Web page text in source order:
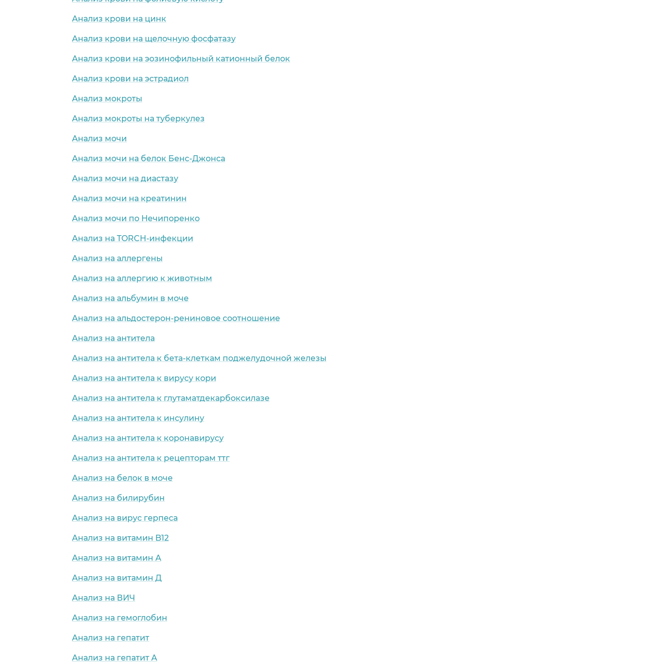
Анализ крови на цинк
Анализ крови на щелочную фосфатазу
Анализ крови на эозинофильный катионный белок
Анализ крови на эстрадиол
Анализ мокроты
Анализ мокроты на туберкулез
Анализ мочи
Анализ мочи на белок Бенс-Джонса
Анализ мочи на диастазу
Анализ мочи на креатинин
Анализ мочи по Нечипоренко
Анализ на TORCH-инфекции
Анализ на аллергены
Анализ на аллергию к животным
Анализ на альбумин в моче
Анализ на альдостерон-рениновое соотношение
Анализ на антитела
Анализ на антитела к бета-клеткам поджелудочной железы
Анализ на антитела к вирусу кори
Анализ на антитела к глутаматдекарбоксилазе
Анализ на антитела к инсулину
Анализ на антитела к коронавирусу
Анализ на антитела к рецепторам ттг
Анализ на белок в моче
Анализ на билирубин
Анализ на вирус герпеса
Анализ на витамин B12
Анализ на витамин А
Анализ на витамин Д
Анализ на ВИЧ
Анализ на гемоглобин
Анализ на гепатит
Анализ на гепатит A